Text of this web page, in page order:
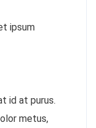
ipsum
id at purus.
metus,